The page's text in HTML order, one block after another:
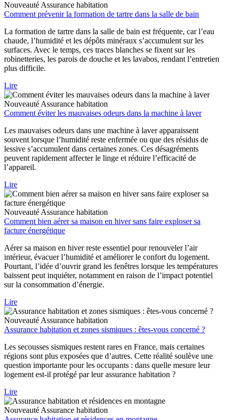
Nouveauté Assurance habitation
Comment prévenir la formation de tartre dans la salle de bain
La formation de tartre dans la salle de bain est fréquente, car l’eau
chaude, l’humidité et les dépôts minéraux s’accumulent sur les
surfaces. Avec le temps, ces traces blanches se fixent sur les
robinetteries, les parois de douche et les lavabos, rendant l’entretien
plus difficile.
Lire
Nouveauté Assurance habitation
Comment éviter les mauvaises odeurs dans la machine à laver
Les mauvaises odeurs dans une machine à laver apparaissent
souvent lorsque l’humidité reste enfermée ou que des résidus de
lessive s’accumulent dans certaines zones. Ces désagréments
peuvent rapidement affecter le linge et réduire l’efficacité de
l’appareil.
Lire
Nouveauté Assurance habitation
Comment bien aérer sa maison en hiver sans faire exploser sa
facture énergétique
Aérer sa maison en hiver reste essentiel pour renouveler l’air
intérieur, évacuer l’humidité et améliorer le confort du logement.
Pourtant, l’idée d’ouvrir grand les fenêtres lorsque les températures
baissent peut inquiéter, notamment en raison de l’impact potentiel
sur la consommation d’énergie.
Lire
Nouveauté Assurance habitation
Assurance habitation et zones sismiques : êtes-vous concerné ?
Les secousses sismiques restent rares en France, mais certaines
régions sont plus exposées que d’autres. Cette réalité soulève une
question importante pour les occupants : dans quelle mesure leur
logement est-il protégé par leur assurance habitation ?
Lire
Nouveauté Assurance habitation